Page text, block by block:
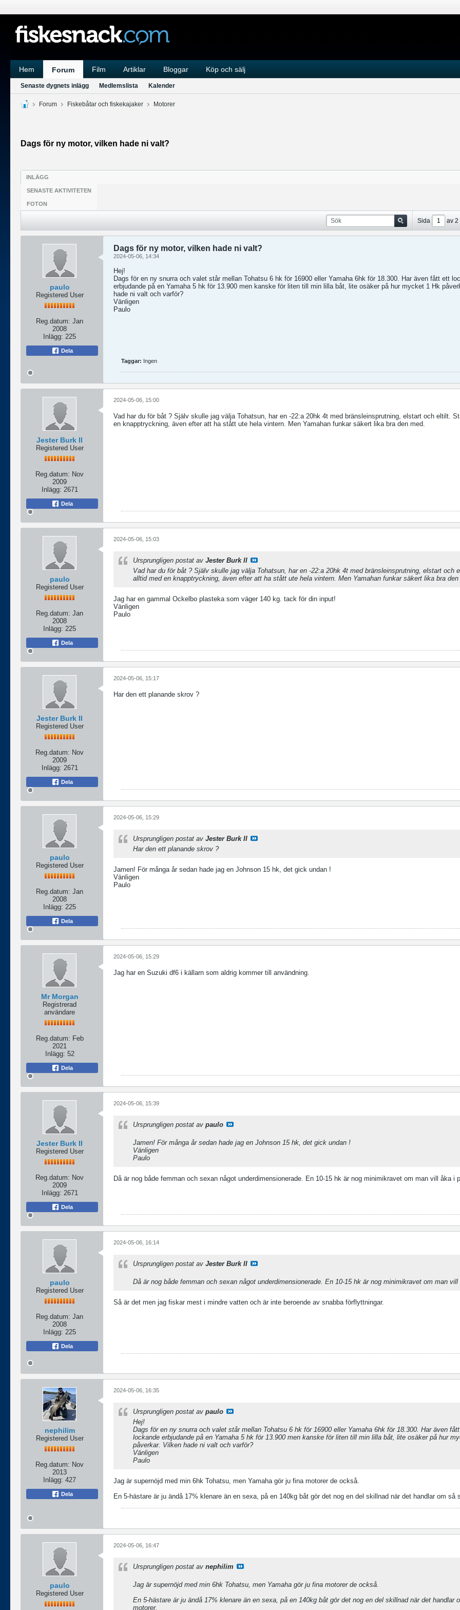
Hem Forum Film Artiklar Bloggar Köp och sälj
Senaste dygnets inlägg Medlemslista Kalender
Forum Fiskebåtar och fiskekajaker Motorer
Dags för ny motor, vilken hade ni valt?
INLÄGG
SENASTE AKTIVITETEN
FOTON
Sida av 2
paulo
Registered User
Reg.datum: Jan
2008
Inlägg: 225
Dela
Dags för ny motor, vilken hade ni valt?
2024-05-06, 14:34
Hej!
Dags för en ny snurra och valet står mellan Tohatsu 6 hk för 16900 eller Yamaha 6hk för 18.300. Har även fått ett
erbjudande på en Yamaha 5 hk för 13.900 men kanske för liten till min lilla båt, lite osäker på hur mycket 1 Hk
hade ni valt och varför?
Vänligen
Paulo
Taggar: Ingen
Jester Burk II
Registered User
Reg.datum: Nov
2009
Inlägg: 2671
Dela
2024-05-06, 15:00
Vad har du för båt ? Själv skulle jag välja Tohatsun, har en -22:a 20hk 4t med bränsleinsprutning, elstart och eltilt.
en knapptryckning, även efter att ha stått ute hela vintern. Men Yamahan funkar säkert lika bra den med.
paulo
Registered User
Reg.datum: Jan
2008
Inlägg: 225
Dela
2024-05-06, 15:03
Ursprungligen postat av Jester Burk II
Vad har du för båt ? Själv skulle jag välja Tohatsun, har en -22:a 20hk 4t med bränsleinsprutning, elstart och
alltid med en knapptryckning, även efter att ha stått ute hela vintern. Men Yamahan funkar säkert lika bra den
Jag har en gammal Ockelbo plasteka som väger 140 kg. tack för din input!
Vänligen
Paulo
Jester Burk II
Registered User
Reg.datum: Nov
2009
Inlägg: 2671
Dela
2024-05-06, 15:17
Har den ett planande skrov ?
paulo
Registered User
Reg.datum: Jan
2008
Inlägg: 225
Dela
2024-05-06, 15:29
Ursprungligen postat av Jester Burk II
Har den ett planande skrov ?
Jamen! För många år sedan hade jag en Johnson 15 hk, det gick undan !
Vänligen
Paulo
Mr Morgan
Registrerad
användare
Reg.datum: Feb
2021
Inlägg: 52
Dela
2024-05-06, 15:29
Jag har en Suzuki df6 i källarn som aldrig kommer till användning.
Jester Burk II
Registered User
Reg.datum: Nov
2009
Inlägg: 2671
Dela
2024-05-06, 15:39
Ursprungligen postat av paulo
Jamen! För många år sedan hade jag en Johnson 15 hk, det gick undan !
Vänligen
Paulo
Då är nog både femman och sexan något underdimensionerade. En 10-15 hk är nog minimikravet om man vill åka i
paulo
Registered User
Reg.datum: Jan
2008
Inlägg: 225
Dela
2024-05-06, 16:14
Ursprungligen postat av Jester Burk II
Då är nog både femman och sexan något underdimensionerade. En 10-15 hk är nog minimikravet om man vill
Så är det men jag fiskar mest i mindre vatten och är inte beroende av snabba förflyttningar.
nephilim
Registered User
Reg.datum: Nov
2013
Inlägg: 427
Dela
2024-05-06, 16:35
Ursprungligen postat av paulo
Hej!
Dags för en ny snurra och valet står mellan Tohatsu 6 hk för 16900 eller Yamaha 6hk för 18.300. Har även
lockande erbjudande på en Yamaha 5 hk för 13.900 men kanske för liten till min lilla båt, lite osäker på hur
påverkar. Vilken hade ni valt och varför?
Vänligen
Paulo
Jag är supernöjd med min 6hk Tohatsu, men Yamaha gör ju fina motorer de också.
En 5-hästare är ju ändå 17% klenare än en sexa, på en 140kg båt gör det nog en del skillnad när det handlar om så
paulo
Registered User
2024-05-06, 16:47
Ursprungligen postat av nephilim
Jag är supernöjd med min 6hk Tohatsu, men Yamaha gör ju fina motorer de också.
En 5-hästare är ju ändå 17% klenare än en sexa, på en 140kg båt gör det nog en del skillnad när det handlar
motorer.